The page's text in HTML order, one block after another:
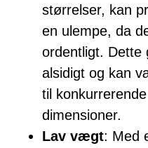
størrelser, kan
en ulempe, da
ordentligt. Dette
alsidigt og kan
til
dimensioner.
Lav vægt: Med